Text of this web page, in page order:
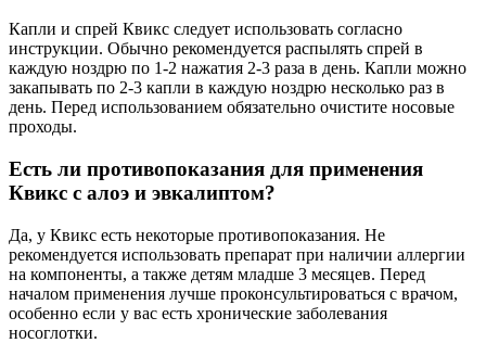
Капли и спрей Квикс следует использовать согласно
инструкции. Обычно рекомендуется распылять спрей в
каждую ноздрю по 1-2 нажатия 2-3 раза в день. Капли можно
закапывать по 2-3 капли в каждую ноздрю несколько раз в
день. Перед использованием обязательно очистите носовые
проходы.
Есть ли противопоказания для применения
Квикс с алоэ и эвкалиптом?
Да, у Квикс есть некоторые противопоказания. Не
рекомендуется использовать препарат при наличии аллергии
на компоненты, а также детям младше 3 месяцев. Перед
началом применения лучше проконсультироваться с врачом,
особенно если у вас есть хронические заболевания
носоглотки.